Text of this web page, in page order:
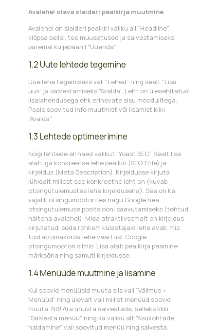
Avalehel oleva slaideri pealkirja muutmine
Avalehel on slaideri pealkiri valiku all “Headline”,
klõpsa sellel, tee muudatused ja salvestamiseks
paremal küljepaanil “Uuenda”.
1.2 Uute lehtede tegemine
Uue lehe tegemiseks vali “Lehed” ning sealt “Lisa
uus” ja salvestamiseks “Avalda”. Leht on ülesehitatud
lisalahendusega ehk erinevate sisu moodulitega.
Peale soovitud info muutmist või lisamist kliki
“Avalda”.
1.3 Lehtede optimeerimine
Kõigi lehtede all näed valikut “Yoast SEO” Sealt lisa
alati iga konkreetse lehe pealkiri (SEO Title) ja
kirjeldus (Meta Description). Kirjeldusse kirjuta
lühidalt millest see konkreetne leht on (kuvab
otsingutulemustes lehe kirjeldusena). See on ka
vajalik otsingumootorites nagu Google hea
otsingutulemuse positsiooni saavutamiseks (tehtud
näitena avalehel). Mida atraktiivsemalt on kirjeldus
kirjutatud, seda rohkem külastajaid lehe avab, mis
tõstab omakorda lehe väärtust Google
otsingumootori silmis. Lisa alati pealkirja peamine
märksõna ning samuti kirjeldusse.
1.4 Menüüde muutmine ja lisamine
Kui soovid menüüsid muuta siis vali “Välimus >
Menüüd” ning ülevalt vali millist menüüd soovid
muuta. NB! Ära unusta salvestada, selleks kliki
“Salvesta menüü” ning ka valiku alt “Asukohtade
haldamine” vali soovitud menüü ning salvesta.